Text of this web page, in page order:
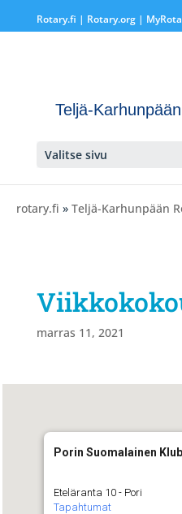
Rotary.fi | Rotary.org|
Teljä-
Valitse sivu
rotary.fi » Teljä-Karhunpään
marras 11, 2021
Porin Suomalainen
Eteläranta 10 - Pori
Tapahtumat